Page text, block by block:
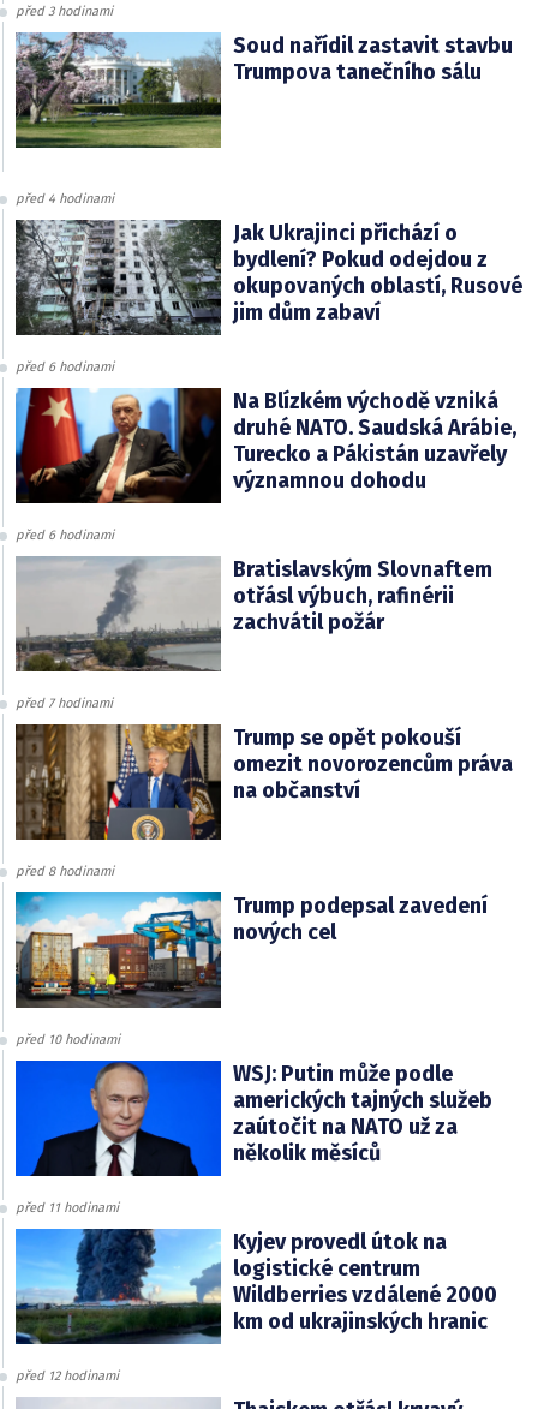
před 3 hodinami
Soud nařídil zastavit stavbu
Trumpova tanečního sálu
před 4 hodinami
Jak Ukrajinci přichází o
bydlení? Pokud odejdou z
okupovaných oblastí, Rusové
jim dům zabaví
před 6 hodinami
Na Blízkém východě vzniká
druhé NATO. Saudská Arábie,
Turecko a Pákistán uzavřely
významnou dohodu
před 6 hodinami
Bratislavským Slovnaftem
otřásl výbuch, rafinérii
zachvátil požár
před 7 hodinami
Trump se opět pokouší
omezit novorozencům práva
na občanství
před 8 hodinami
Trump podepsal zavedení
nových cel
před 10 hodinami
WSJ: Putin může podle
amerických tajných služeb
zaútočit na NATO už za
několik měsíců
před 11 hodinami
Kyjev provedl útok na
logistické centrum
Wildberries vzdálené 2000
km od ukrajinských hranic
před 12 hodinami